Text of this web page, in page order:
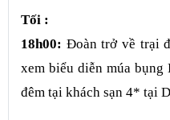
Tối :
18h00: Đoàn trở về trại
xem biểu diễn múa bụng
đêm tại khách sạn 4* tại